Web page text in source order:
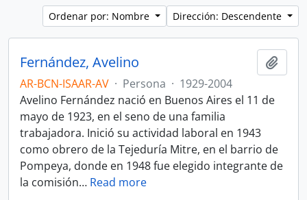
Ordenar por: Nombre Dirección: Descendente
Fernández, Avelino
AR-BCN-ISAAR-AV · Persona · 1929-2004
Avelino Fernández nació en Buenos Aires el 11 de
mayo de 1923, en el seno de una familia
trabajadora. Inició su actividad laboral en 1943
como obrero de la Tejeduría Mitre, en el barrio de
Pompeya, donde en 1948 fue elegido integrante de
la comisión… Read more